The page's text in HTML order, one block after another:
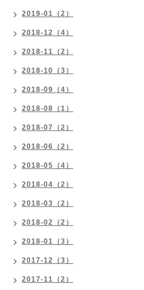
2019-01（2）
2018-12（4）
2018-11（2）
2018-10（3）
2018-09（4）
2018-08（1）
2018-07（2）
2018-06（2）
2018-05（4）
2018-04（2）
2018-03（2）
2018-02（2）
2018-01（3）
2017-12（3）
2017-11（2）